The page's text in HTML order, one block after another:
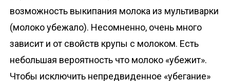
возможность выкипания молока из мультиварки
(молоко убежало). Несомненно, очень много
зависит и от свойств крупы с молоком. Есть
небольшая вероятность что молоко «убежит».
Чтобы исключить непредвиденное «убегание»